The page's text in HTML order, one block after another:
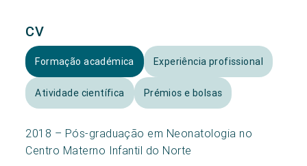
CV
Formação académica Experiência profissional
Atividade científica Prémios e bolsas
2018 – Pós-graduação em Neonatologia no
Centro Materno Infantil do Norte